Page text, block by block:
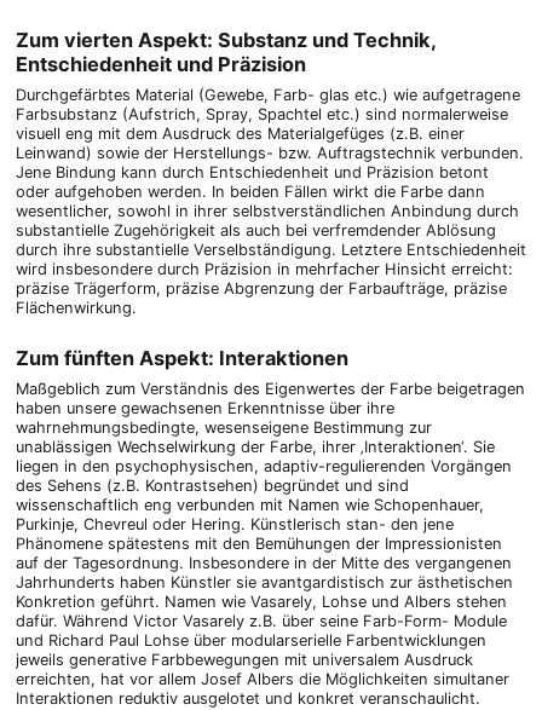
Zum vierten Aspekt: Substanz und Technik,
Entschiedenheit und Präzision
Durchgefärbtes Material (Gewebe, Farb- glas etc.) wie aufgetragene
Farbsubstanz (Aufstrich, Spray, Spachtel etc.) sind normalerweise
visuell eng mit dem Ausdruck des Materialgefüges (z.B. einer
Leinwand) sowie der Herstellungs- bzw. Auftragstechnik verbunden.
Jene Bindung kann durch Entschiedenheit und Präzision betont
oder aufgehoben werden. In beiden Fällen wirkt die Farbe dann
wesentlicher, sowohl in ihrer selbstverständlichen Anbindung durch
substantielle Zugehörigkeit als auch bei verfremdender Ablösung
durch ihre substantielle Verselbständigung. Letztere Entschiedenheit
wird insbesondere durch Präzision in mehrfacher Hinsicht erreicht:
präzise Trägerform, präzise Abgrenzung der Farbaufträge, präzise
Flächenwirkung.
Zum fünften Aspekt: Interaktionen
Maßgeblich zum Verständnis des Eigenwertes der Farbe beigetragen
haben unsere gewachsenen Erkenntnisse über ihre
wahrnehmungsbedingte, wesenseigene Bestimmung zur
unablässigen Wechselwirkung der Farbe, ihrer ‚Interaktionen‘. Sie
liegen in den psychophysischen, adaptiv-regulierenden Vorgängen
des Sehens (z.B. Kontrastsehen) begründet und sind
wissenschaftlich eng verbunden mit Namen wie Schopenhauer,
Purkinje, Chevreul oder Hering. Künstlerisch stan- den jene
Phänomene spätestens mit den Bemühungen der Impressionisten
auf der Tagesordnung. Insbesondere in der Mitte des vergangenen
Jahrhunderts haben Künstler sie avantgardistisch zur ästhetischen
Konkretion geführt. Namen wie Vasarely, Lohse und Albers stehen
dafür. Während Victor Vasarely z.B. über seine Farb-Form- Module
und Richard Paul Lohse über modularserielle Farbentwicklungen
jeweils generative Farbbewegungen mit universalem Ausdruck
erreichten, hat vor allem Josef Albers die Möglichkeiten simultaner
Interaktionen reduktiv ausgelotet und konkret veranschaulicht.